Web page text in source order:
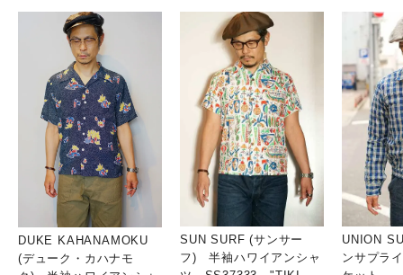
DUKE KAHANAMOKU
(デューク・カハナモ
SUN SURF (サンサー
フ) 半袖ハワイアンシャ
UNION
ンサプラ